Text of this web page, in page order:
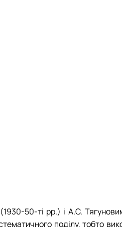
50-ті рр.) і А.С.
поділу, тобто